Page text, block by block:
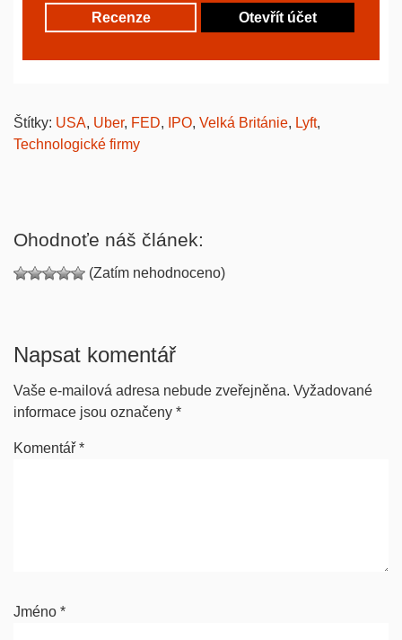
Recenze Otevřít účet
Štítky: USA, Uber, FED, IPO, Velká Británie, Lyft,
Technologické firmy
Ohodnoťe náš článek:
(Zatím nehodnoceno)
Napsat komentář
Vaše e-mailová adresa nebude zveřejněna. Vyžadované
informace jsou označeny *
Komentář *
Jméno *